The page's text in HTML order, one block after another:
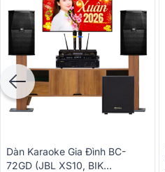
Dàn Karaoke Gia Đình BC-
72GD (JBL XS10, BIK